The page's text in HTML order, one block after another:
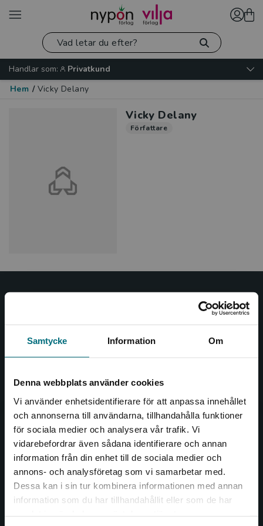
Samtycke Information Om
Denna webbplats använder cookies
Vi använder enhetsidentifierare för att anpassa innehållet
och annonserna till användarna, tillhandahålla funktioner
för sociala medier och analysera vår trafik. Vi
vidarebefordrar även sådana identifierare och annan
information från din enhet till de sociala medier och
annons- och analysföretag som vi samarbetar med.
Dessa kan i sin tur kombinera informationen med annan
information som du har tillhandahållit eller som de har
Begränsad fraktregion
Det verkar som att du besöker
Handlar som:
Privatkund
Hem / Vicky Delany
Vicky Delany
Författare
Nypon och Vilja förlag ger ut böcker som väcker läslust
och öppnar dörren till nya världar och möjligheter för
såväl barn som vuxna.
Kontakta oss
Kontakta oss
046-31 20 00
Box 141
221 00 Lund
Besöksadress: